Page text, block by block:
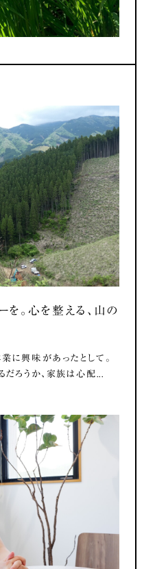
を。心を整える、山の
に興味があったとして。
だろうか、家族は心配...